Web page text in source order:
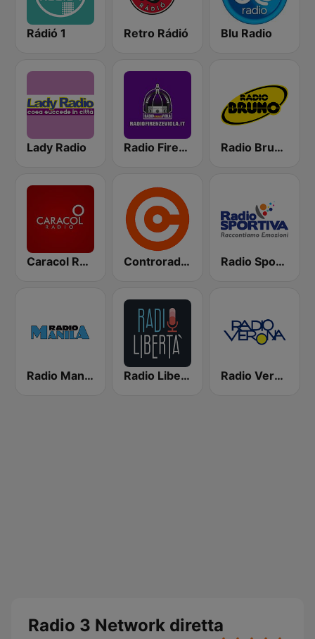
Rádió 1 Retro Rádió Blu Radio
Lady Radio Radio Firenze Viola Radio Bruno Fiorentina
Caracol Radio Controradio Firenze Radio Sportiva
Radio Manila Radio Libertà Radio Verona
Radio 3 Network diretta